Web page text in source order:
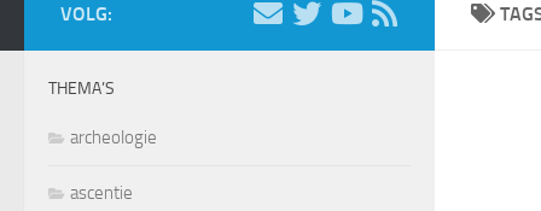
VOLG:
THEMA’S
archeologie
ascentie